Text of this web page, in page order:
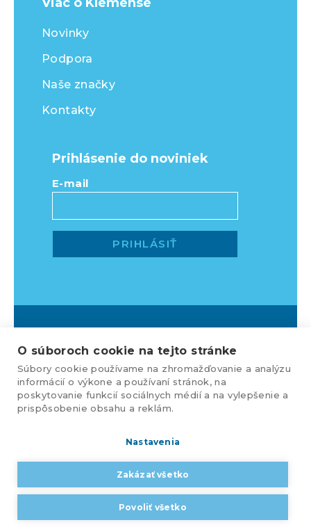
Novinky
Podpora
Naše značky
Kontakty
Prihlásenie do noviniek
E-mail
KLEMENS, s.r.o., Nižnianska 6572/2,
080 06 Ľubotice, e-mail:
Web dizajn:MARLOW DESIGN
Ochrana osobných údajov
O súboroch cookie na tejto stránke
Súbory cookie používame na zhromažďovanie a analýzu
informácií o výkone a používaní stránok, na
poskytovanie funkcií sociálnych médií a na vylepšenie a
prispôsobenie obsahu a reklám.
Nastavenia
Zakázať všetko
Povoliť všetko